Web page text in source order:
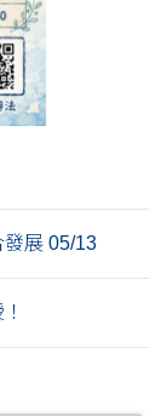
發展 05/13